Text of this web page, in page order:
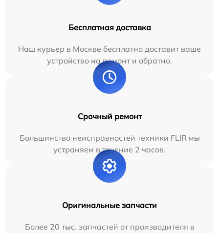
Бесплатная доставка
Наш курьер в Москве бесплатно доставит ваше
устройство на ремонт и обратно.
Срочный ремонт
Большинство неисправностей техники FLIR мы
устраняем в течение 2 часов.
Оригинальные запчасти
Более 20 тыс. запчастей от производителя в